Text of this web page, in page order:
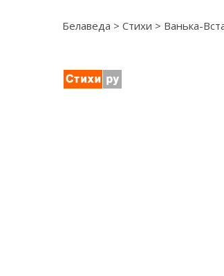
Белаведа > Стихи > Ванька-